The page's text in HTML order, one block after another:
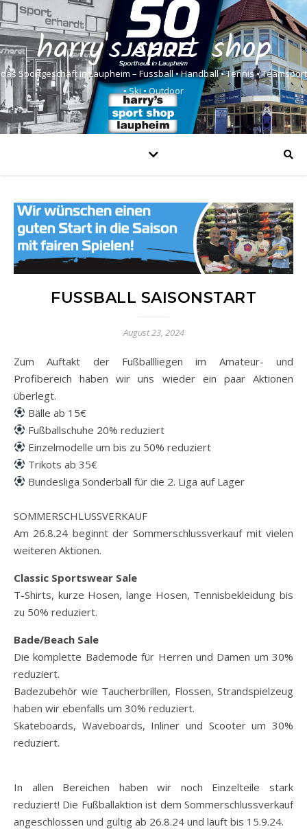
harry's sport shop
das Sportgeschäft in Laupheim – Fussball • Handball • Tennis • Teamsport
• Ski • Outdoor
FUSSBALL SAISONSTART
August 23, 2024
Zum Auftakt der Fußballliegen im Amateur- und
Profibereich haben wir uns wieder ein paar Aktionen
überlegt.
Bälle ab 15€
Fußballschuhe 20% reduziert
Einzelmodelle um bis zu 50% reduziert
Trikots ab 35€
Bundesliga Sonderball für die 2. Liga auf Lager
SOMMERSCHLUSSVERKAUF
Am 26.8.24 beginnt der Sommerschlussverkauf mit vielen
weiteren Aktionen.
Classic Sportswear Sale
T-Shirts, kurze Hosen, lange Hosen, Tennisbekleidung bis
zu 50% reduziert.
Bade/Beach Sale
Die komplette Bademode für Herren und Damen um 30%
reduziert.
Badezubehör wie Taucherbrillen, Flossen, Strandspielzeug
haben wir ebenfalls um 30% reduziert.
Skateboards, Waveboards, Inliner und Scooter um 30%
reduziert.
In allen Bereichen haben wir noch Einzelteile stark
reduziert! Die Fußballaktion ist dem Sommerschlussverkauf
angeschlossen und gültig ab 26.8.24 und läuft bis 15.9.24.